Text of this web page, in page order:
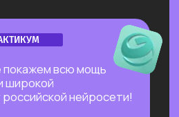
и IT
решения
вне IT—